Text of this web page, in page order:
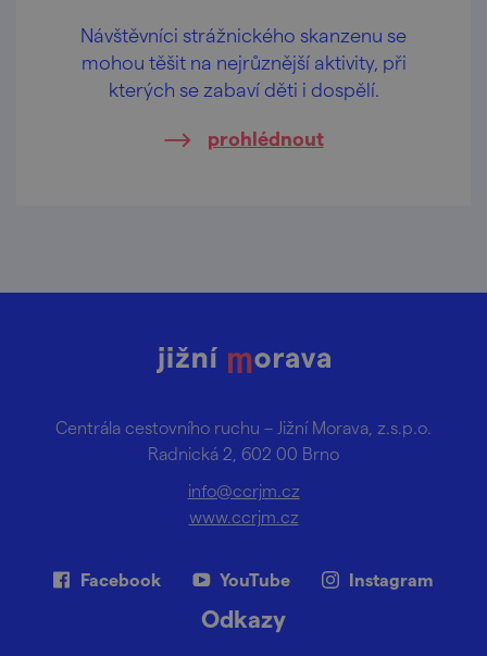
Návštěvníci strážnického skanzenu se
mohou těšit na nejrůznější aktivity, při
kterých se zabaví děti i dospělí.
prohlédnout
Centrála cestovního ruchu – Jižní Morava, z.s.p.o.
Radnická 2, 602 00 Brno
info@ccrjm.cz
www.ccrjm.cz
Facebook YouTube Instagram
Odkazy